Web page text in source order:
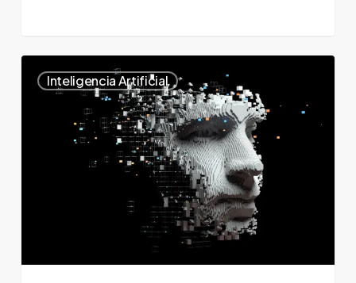
desventajas
Inteligencia Artificial0